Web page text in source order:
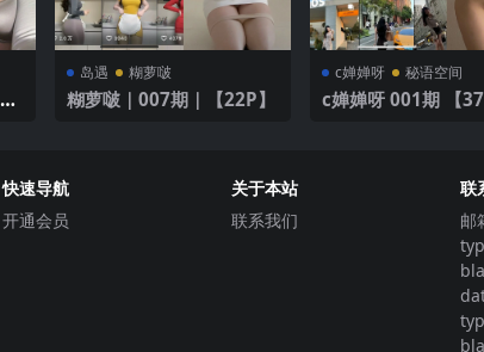
岛遇 糊萝啵
糊萝啵｜007期｜【22P】
c婵婵呀 秘语空间
c婵婵呀 001期 【
快速导航
开通会员
关于本站
联系我们
联
邮